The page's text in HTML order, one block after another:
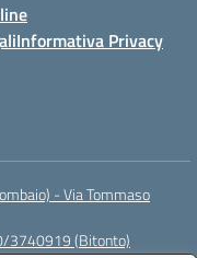
Informativa Privacy
- Via Tommaso
3740919 (Bitonto)